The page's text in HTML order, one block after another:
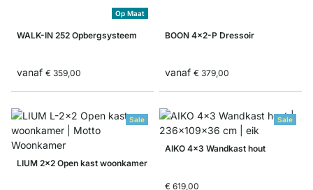
Op Maat
WALK-IN 252 Opbergsysteem
vanaf € 359,00
BOON 4x2-P Dressoir
vanaf € 379,00
Sale
LIUM 2x2 Open kast woonkamer
Sale
AIKO 4x3 Wandkast hout
€ 619,00